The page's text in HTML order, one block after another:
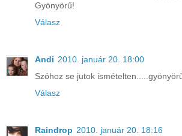
Gyönyörű!
Válasz
Andi 2010. január 20. 18:00
Szóhoz se jutok
Válasz
Raindrop 2010. január 20. 18:16